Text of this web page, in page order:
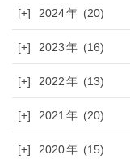
[+] 2024 (20)
[+] 2023 (16)
[+] 2022 (13)
[+] 2021 (20)
[+] 2020 (15)